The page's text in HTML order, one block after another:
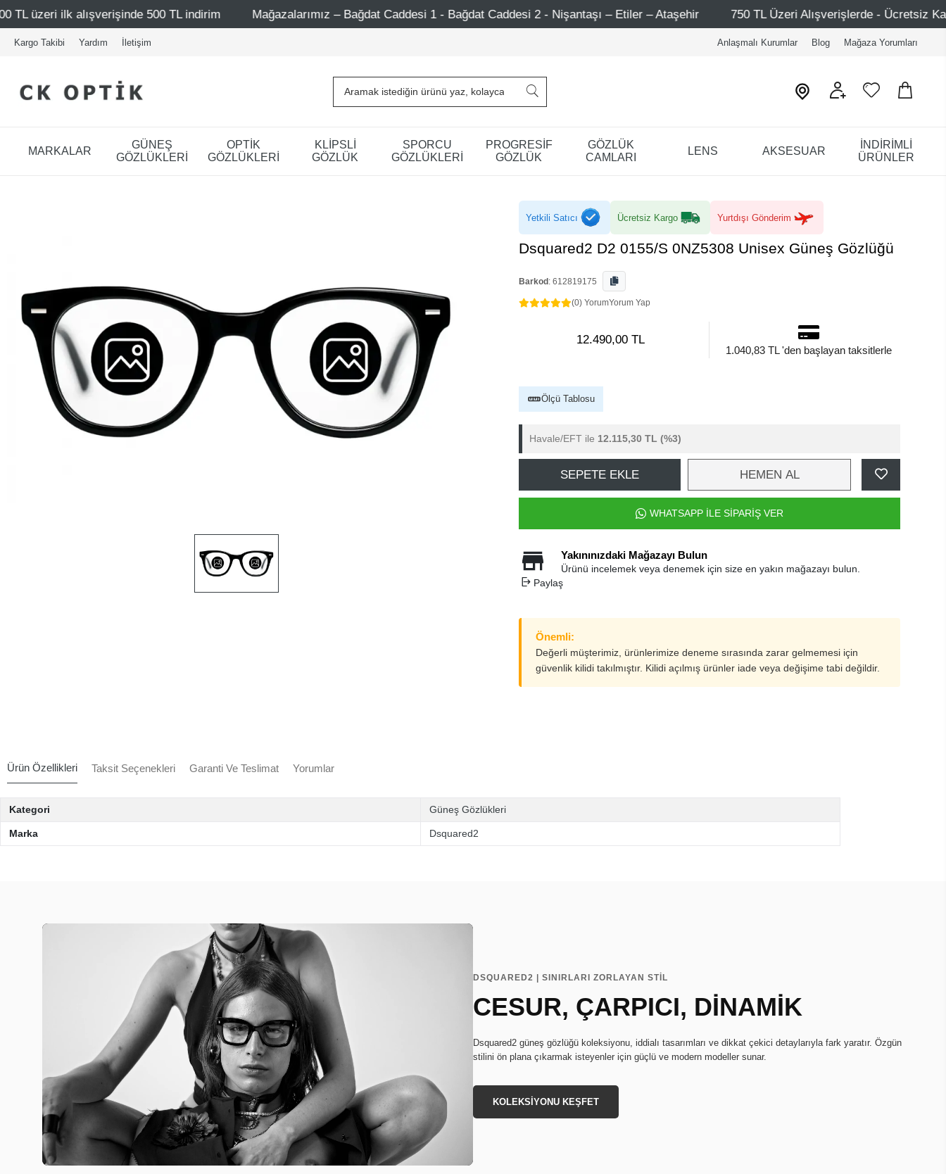
500 TL indirim Mağazalarımız – Bağdat Caddesi 1 - Bağdat Caddesi 2 - Nişantaşı – Etiler – Ataşehir 750 TL Üzeri Alışverişlerde - Ücretsiz Kargo
Kargo Takibi Yardım İletişim Anlaşmalı Kurumlar Blog Mağaza Yorumları
MARKALAR
GÜNEŞ
GÖZLÜKLERİ
OPTİK
GÖZLÜKLERİ
KLİPSLİ
GÖZLÜK
SPORCU
GÖZLÜKLERİ
PROGRESİF
GÖZLÜK
GÖZLÜK
CAMLARI
LENS AKSESUAR
İNDİRİMLİ
ÜRÜNLER
Yetkili Satıcı Ücretsiz Kargo Yurtdışı Gönderim
Dsquared2 D2 0155/S 0NZ5308 Unisex Güneş Gözlüğü
Barkod : 612819175
(0) YorumYorum Yap
12.490,00 TL
1.040,83 TL 'den başlayan taksitlerle
Ölçü Tablosu
Havale/EFT ile 12.115,30 TL (%3)
SEPETE EKLE HEMEN AL
WHATSAPP İLE SİPARİŞ VER
Yakınınızdaki Mağazayı Bulun
Ürünü incelemek veya denemek için size en yakın mağazayı bulun.
Paylaş
Önemli:
Değerli müşterimiz, ürünlerimize deneme sırasında zarar gelmemesi için
güvenlik kilidi takılmıştır. Kilidi açılmış ürünler iade veya değişime tabi değildir.
Ürün Özellikleri Taksit Seçenekleri Garanti Ve Teslimat Yorumlar
Kategori Güneş Gözlükleri
Marka Dsquared2
DSQUARED2 | SINIRLARI ZORLAYAN STİL
CESUR, ÇARPICI, DİNAMİK
Dsquared2 güneş gözlüğü koleksiyonu, iddialı tasarımları ve dikkat çekici detaylarıyla fark yaratır. Özgün
stilini ön plana çıkarmak isteyenler için güçlü ve modern modeller sunar.
KOLEKSİYONU KEŞFET